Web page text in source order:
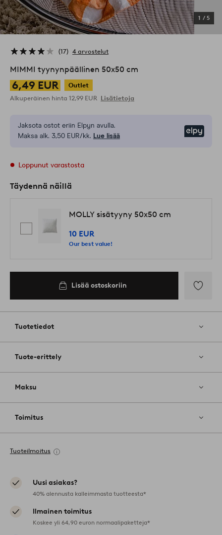
1 / 5
17 4 arvostelut
MIMMI tyynynpäällinen 50x50 cm
6,49 EUR
Outlet
Alkuperäinen hinta 12,99 EUR Lisätietoja
Jaksota ostot eriin Elpyn avulla.
Maksa alk. 3,50 EUR/kk. Lue lisää
Loppunut varastosta
Täydennä näillä
MOLLY sisätyyny 50x50 cm
10 EUR
Our best value!
Lisää ostoskoriin
Tuotetiedot
Tuote-erittely
Maksu
Toimitus
Tuoteilmoitus
Uusi asiakas?
40% alennusta kalleimmasta tuotteesta*
Ilmainen toimitus
Koskee yli 64,90 euron normaalipaketteja*